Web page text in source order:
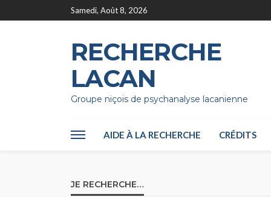
Samedi, Août 8, 2026
RECHERCHE
LACAN
Groupe niçois de psychanalyse lacanienne
AIDE À LA RECHERCHE CRÉDITS
JE RECHERCHE…